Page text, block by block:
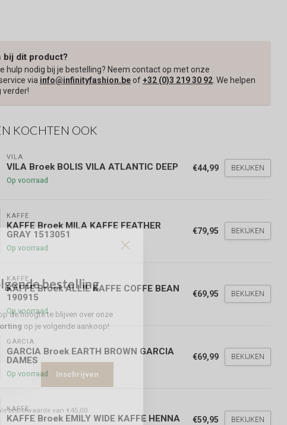
bij dit product?
hulp nodig bij je bestelling? Neem contact op met onze
via info@infinityfashion.beof+32 (0)3 219 30 92 . We helpen
verder!
KOCHTEN OOK
VILA
VILA Broek BOLIS VILA ATLANTIC DEEP
Op voorraad
€44,99 BEKIJKEN
KAFFE
KAFFE Broek MILA KAFFE FEATHER
GRAY 1513051
Op voorraad
€79,95 BEKIJKEN
KAFFE
KAFFE Broek ALLIE KAFFE COFFE BEAN
190915
Op voorraad
€69,95 BEKIJKEN
GARCIA
GARCIA Broek EARTH BROWN GARCIA
DAMES
Op voorraad
€69,99 BEKIJKEN
KAFFE
KAFFE Broek EMILY WIDE KAFFE HENNA €59,95 BEKIJKEN
bestelling
de hoogte te blijven over onze
op je volgende aankoop!
Inschrijven
bestelwaarde van €45,00